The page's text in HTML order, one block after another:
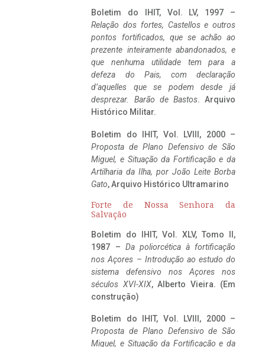
Boletim do IHIT, Vol. LV, 1997 –
Relação dos fortes, Castellos e outros
pontos fortificados, que se achão ao
prezente inteiramente abandonados, e
que nenhuma utilidade tem para a
defeza do Pais, com declaração
d’aquelles que se podem desde já
desprezar. Barão de Bastos. Arquivo
Histórico Militar.
Boletim do IHIT, Vol. LVIII, 2000 –
Proposta de Plano Defensivo de São
Miguel, e Situação da Fortificação e da
Artilharia da Ilha, por João Leite Borba
Gato, Arquivo Histórico Ultramarino
Forte de Nossa Senhora da
Salvação
Boletim do IHIT, Vol. XLV, Tomo II,
1987 – Da poliorcética à fortificação
nos Açores – Introdução ao estudo do
sistema defensivo nos Açores nos
séculos XVI-XIX, Alberto Vieira. (Em
construção)
Boletim do IHIT, Vol. LVIII, 2000 –
Proposta de Plano Defensivo de São
Miguel, e Situação da Fortificação e da